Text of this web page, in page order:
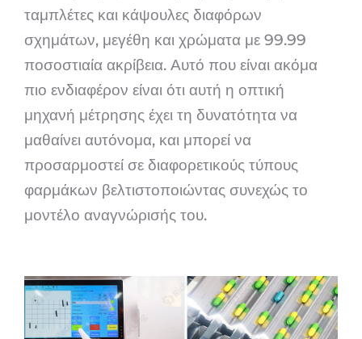
ταμπλέτες και κάψουλες διαφόρων
σχημάτων, μεγέθη και χρώματα με 99.99
ποσοστιαία ακρίβεια. Αυτό που είναι ακόμα
πιο ενδιαφέρον είναι ότι αυτή η οπτική
μηχανή μέτρησης έχει τη δυνατότητα να
μαθαίνει αυτόνομα, και μπορεί να
προσαρμοστεί σε διαφορετικούς τύπους
φαρμάκων βελτιστοποιώντας συνεχώς το
μοντέλο αναγνώρισής του.